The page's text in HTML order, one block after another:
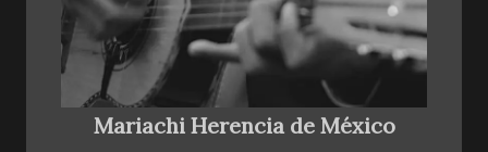
Mariachi Herencia de México